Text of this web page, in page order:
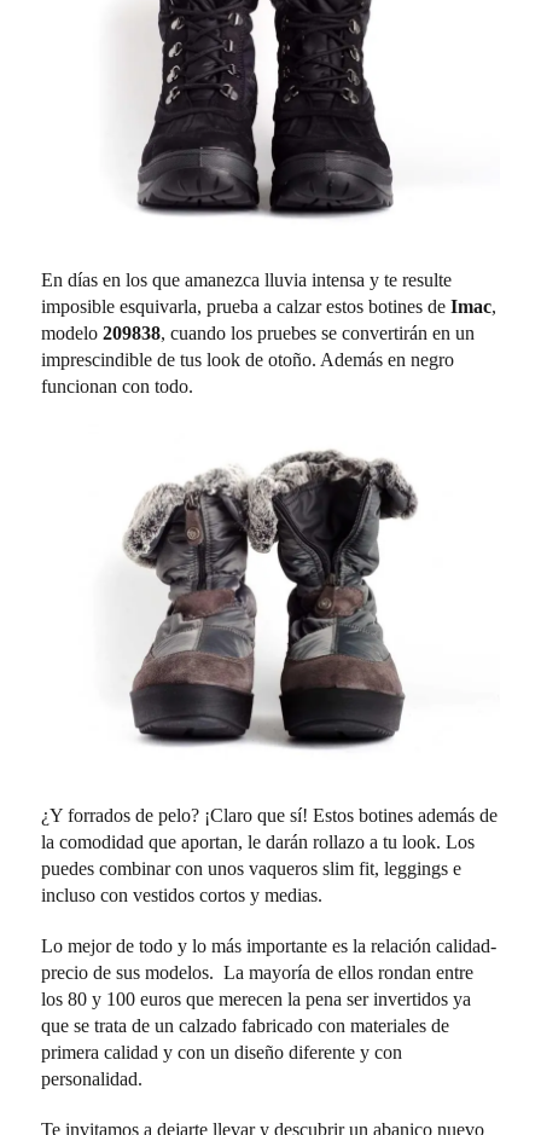
En días en los que amanezca lluvia intensa y te resulte
imposible esquivarla, prueba a calzar estos botines deImac,
modelo209838, cuando los pruebes se convertirán en un
imprescindible de tus look de otoño. Además en negro
funcionan con todo.
¿Y forrados de pelo? ¡Claro que sí! Estos botines además de
la comodidad que aportan, le darán rollazo a tu look. Los
puedes combinar con unos vaqueros slim fit, leggings e
incluso con vestidos cortos y medias.
Lo mejor de todo y lo más importante es la relación calidad-
precio de sus modelos. La mayoría de ellos rondan entre
los 80 y 100 euros que merecen la pena ser invertidos ya
que se trata de un calzado fabricado con materiales de
primera calidad y con un diseño diferente y con
personalidad.
Te invitamos a dejarte llevar y descubrir un abanico nuevo